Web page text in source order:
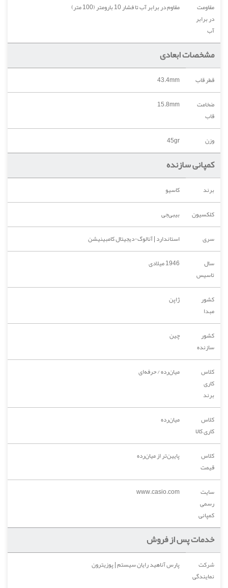
مقاومت
در برابر
آب
مقاوم در برابر آب تا فشار 10 بارومتر (100 متر)
مشخصات ابعادی
قطر قاب
43.4mm
ضخامت
قاب
15.8mm
وزن 45gr
کمپانی سازنده
برند
کاسیو
کلکسیون
بیبی‌جی
سری
استاندارد | آنالوگ-دیجیتال کامبینیشن
سال
تاسیس
1946 میلادی
کشور
مبدا
ژاپن
کشور
سازنده
چین
کلاس
کاری
برند
میان‌رده / حرفه‌ای
کلاس
کاری کالا
میان‌رده
کلاس
قیمت
پایین‌تر از میان‌رده
سایت
رسمی
کمپانی
www.casio.com
خدمات پس از فروش
شرکت
نمایندگی
پارس آناهید رایان سیستم | پوزیترون